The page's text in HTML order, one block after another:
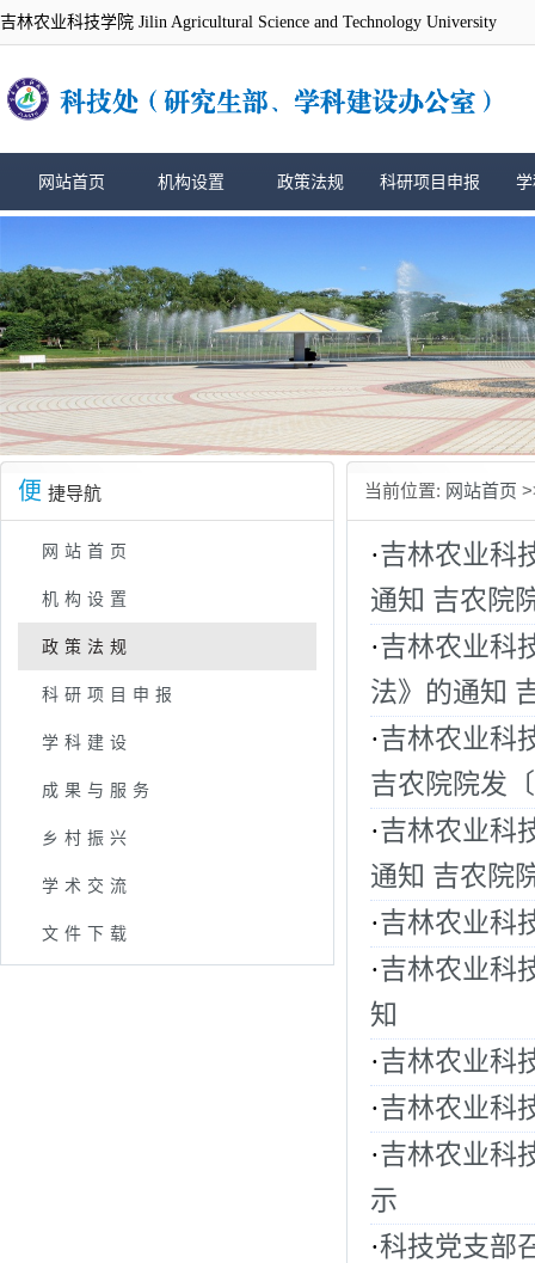
吉林农业科技学院 Jilin Agricultural Science and Technology University
网站首页 机构设置 政策法规 科研项目申报
便 捷导航
网站首页
机构设置
政策法规
科研项目申报
学科建设
成果与服务
乡村振兴
学术交流
文件下载
当前位置: 网站首页
·吉林农业科
通知 吉农院
·吉林农业科
法》的通知
·吉林农业科
吉农院院发
·吉林农业科
通知 吉农院
·吉林农业科
·吉林农业科
知
·吉林农业科
·吉林农业科
·吉林农业科
示
·科技党支部